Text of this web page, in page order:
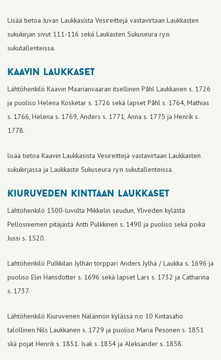
Lisää tietoa Juvan Laukkasísta Vesireittejä vastavirtaan Laukkasten
sukukirjan sivut 111-116 sekä Laukasten Sukuseura ry:n
sukutallenteissa.
kaavin laukkaset
Lähtöhenkilö Kaavin Maarianvaaran itsellinen Påhl Laukkanen s. 1726
ja puoliso Helena Kosketar s. 1726 sekä lapset Påhl s. 1764, Mathias
s. 1766, Helena s. 1769, Anders s. 1771, Anna s. 1775 ja Henrik s.
1778.
lisää tietoa Kaavin Laukkasista Vesireittejä vastavirtaan Laukkasten
sukukirjassa ja Laukkaste Sukuseura ry:n sukutallenteissa.
kiuruveden kinttaan laukkaset
Lähtöhenkilö 1500-luvulta Mikkelin seudun, Yliveden kylästä
Pellosniemen pitäjästä Antti Pulkkinen s. 1490 ja puoliso sekä poika
Jussi s. 1520.
Lahtöhenkilö Pulkkilan Jylhän torppari Anders Jylhä / Laukka s. 1696 ja
puoliso Elin Hansdotter s. 1696 sekä lapset Lars s. 1732 ja Catharina
s. 1737.
Lähtöhenkilö Kiuruvenen Nälännön kylässä n:o 10 Kintasaho
talollinen Nils Laukkanen s. 1729 ja puoliso Maria Pesonen s. 1851
skä pojat Henrik s. 1851. Isak s. 1854 ja Aleksander s. 1858.